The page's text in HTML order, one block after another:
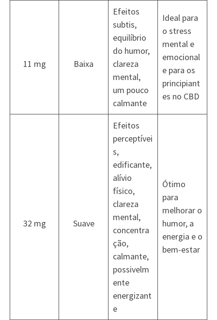
11 mg Baixa
Efeitos
subtis,
equilíbrio
do humor,
clareza
mental,
um pouco
calmante
Ideal para
o stress
mental e
emocional
e para os
principiant
es no CBD
32 mg Suave
Efeitos
perceptívei
s,
edificante,
alívio
físico,
clareza
mental,
concentra
ção,
calmante,
possivelm
ente
energizant
e
Ótimo
para
melhorar o
humor, a
energia e o
bem-estar